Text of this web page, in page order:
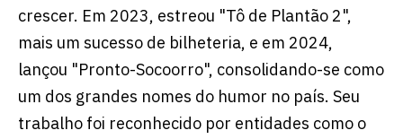
crescer. Em 2023, estreou "Tô de Plantão 2",
mais um sucesso de bilheteria, e em 2024,
lançou "Pronto-Socoorro", consolidando-se como
um dos grandes nomes do humor no país. Seu
trabalho foi reconhecido por entidades como o